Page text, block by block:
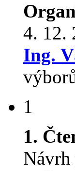
4. 12.
Ing.
1
1.
Návrh